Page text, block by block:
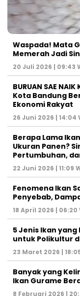
Waspada! Mata
Memerah Jadi
20 Juli 2026 | 09:43
BURUAN SAE
Kota Bandung
Ekonomi Rakyat
26 Juni 2026 | 14:04
Berapa Lama
Ukuran Panen?
Pertumbuhan,
22 Juni 2026 | 11:09
Fenomena Ikan
Penyebab,
18 April 2026 | 06:20
5 Jenis Ikan
untuk Polikultur
23 Maret 2026 |
Banyak yang
Ikan Gurame
8 Februari 2026 |